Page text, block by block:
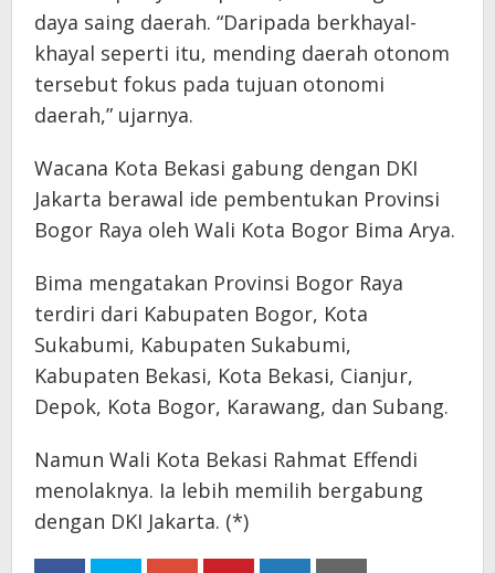
daya saing daerah. “Daripada berkhayal-
khayal seperti itu, mending daerah otonom
tersebut fokus pada tujuan otonomi
daerah,” ujarnya.
Wacana Kota Bekasi gabung dengan DKI
Jakarta berawal ide pembentukan Provinsi
Bogor Raya oleh Wali Kota Bogor Bima Arya.
Bima mengatakan Provinsi Bogor Raya
terdiri dari Kabupaten Bogor, Kota
Sukabumi, Kabupaten Sukabumi,
Kabupaten Bekasi, Kota Bekasi, Cianjur,
Depok, Kota Bogor, Karawang, dan Subang.
Namun Wali Kota Bekasi Rahmat Effendi
menolaknya. Ia lebih memilih bergabung
dengan DKI Jakarta. (*)